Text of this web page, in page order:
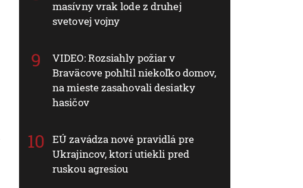
masívny vrak lode z druhej
svetovej vojny
VIDEO: Rozsiahly požiar v
Braväcove pohltil niekoľko domov,
na mieste zasahovali desiatky
hasičov
EÚ zavádza nové pravidlá pre
Ukrajincov, ktorí utiekli pred
ruskou agresiou